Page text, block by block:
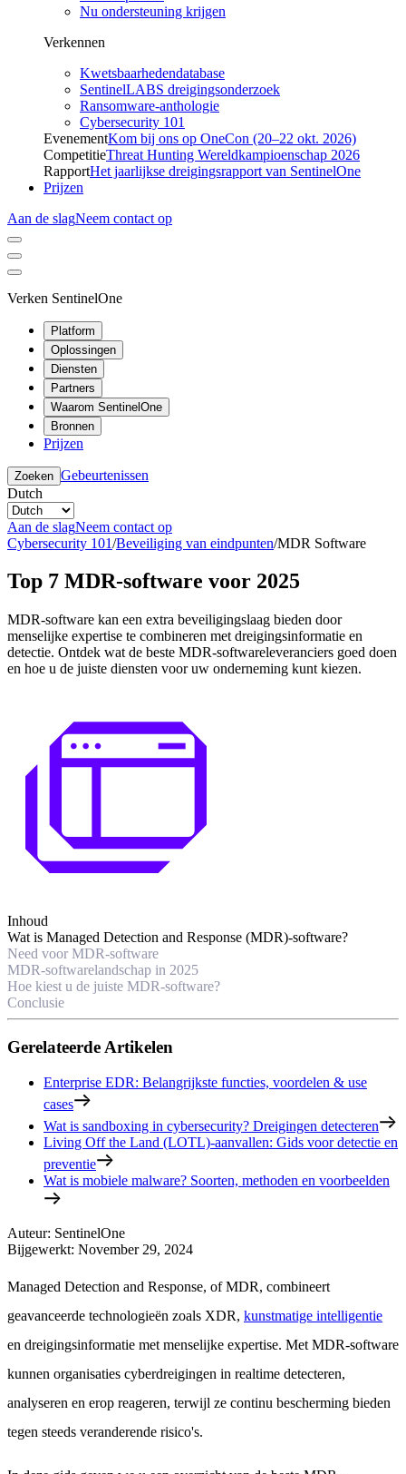
Nu ondersteuning krijgen
Verkennen
Kwetsbaarhedendatabase
SentinelLABS dreigingsonderzoek
Ransomware-anthologie
Cybersecurity 101
EvenementKom bij ons op OneCon (20–22 okt. 2026)
CompetitieThreat Hunting Wereldkampioenschap 2026
RapportHet jaarlijkse dreigingsrapport van SentinelOne
Prijzen
Aan de slagNeem contact op
Verken SentinelOne
Platform
Oplossingen
Diensten
Partners
Waarom SentinelOne
Bronnen
Prijzen
Zoeken Gebeurtenissen
Dutch
Aan de slagNeem contact op
Cybersecurity 101/Beveiliging van eindpunten/MDR Software
Top 7 MDR-software voor 2025
MDR-software kan een extra beveiligingslaag bieden door
menselijke expertise te combineren met dreigingsinformatie en
detectie. Ontdek wat de beste MDR-softwareleveranciers goed doen
en hoe u de juiste diensten voor uw onderneming kunt kiezen.
Inhoud
Wat is Managed Detection and Response (MDR)-software?
Nееd voor MDR-software
MDR-softwarelandschap in 2025
Hoe kiest u de juiste MDR-software?
Conclusie
Gerelateerde Artikelen
Enterprise EDR: Belangrijkste functies, voordelen & use
cases
Wat is sandboxing in cybersecurity? Dreigingen detecteren
Living Off the Land (LOTL)-aanvallen: Gids voor detectie en
preventie
Wat is mobiele malware? Soorten, methoden en voorbeelden
Auteur: SentinelOne
Bijgewerkt: November 29, 2024
Managed Detection and Response, of MDR, combineert
geavanceerde technologieën zoals XDR, kunstmatige intelligentie
en dreigingsinformatie met menselijke expertise. Met MDR-software
kunnen organisaties cyberdreigingen in realtime detecteren,
analyseren en erop reageren, terwijl ze continu bescherming bieden
tegen steeds veranderende risico's.